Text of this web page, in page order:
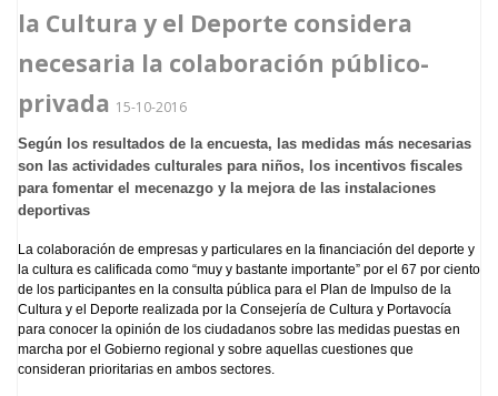
la Cultura y el Deporte considera
necesaria la colaboración público-
privada 15-10-2016
Según los resultados de la encuesta, las medidas más necesarias
son las actividades culturales para niños, los incentivos fiscales
para fomentar el mecenazgo y la mejora de las instalaciones
deportivas
La colaboración de empresas y particulares en la financiación del deporte y
la cultura es calificada como “muy y bastante importante” por el 67 por ciento
de los participantes en la consulta pública para el Plan de Impulso de la
Cultura y el Deporte realizada por la Consejería de Cultura y Portavocía
para conocer la opinión de los ciudadanos sobre las medidas puestas en
marcha por el Gobierno regional y sobre aquellas cuestiones que
consideran prioritarias en ambos sectores.